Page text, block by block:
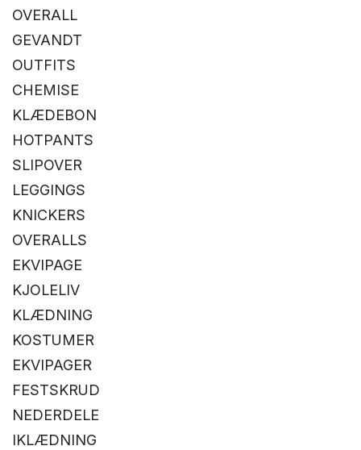
OVERALL
GEVANDT
OUTFITS
CHEMISE
KLÆDEBON
HOTPANTS
SLIPOVER
LEGGINGS
KNICKERS
OVERALLS
EKVIPAGE
KJOLELIV
KLÆDNING
KOSTUMER
EKVIPAGER
FESTSKRUD
NEDERDELE
IKLÆDNING